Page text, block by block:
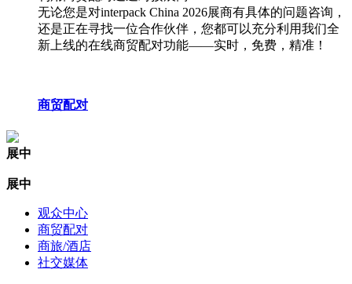
无论您是对interpack China 2026展商有具体的问题咨询，
还是正在寻找一位合作伙伴，您都可以充分利用我们全
新上线的在线商贸配对功能——实时，免费，精准！
商贸配对
展中
展中
观众中心
商贸配对
商旅/酒店
社交媒体